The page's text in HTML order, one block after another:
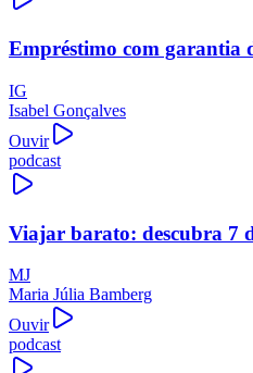
Empréstimo com garantia
IG
Isabel Gonçalves
Ouvir
podcast
Viajar barato: descubra 7
MJ
Maria Júlia Bamberg
Ouvir
podcast